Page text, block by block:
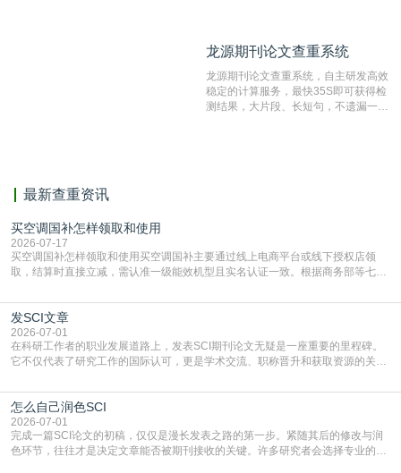
编辑部检测来稿和已发表的文献,检测
测时注意填写第一作者,才能排除已发
表文献复制比。（限制字符数1万）
龙源期刊论文查重系统
龙源期刊论文查重系统，自主研发高效
稳定的计算服务，最快35S即可获得检
测结果，大片段、长短句，不遗漏一处
最新查重资讯
买空调国补怎样领取和使用
2026-07-17
买空调国补怎样领取和使用买空调国补主要通过线上电商平台或线下授权店领
取，结算时直接立减‌，需认准一级能效机型且实名认证一致。根据商务部等七部
能领到补贴首选‌京东APP‌搜索专属口令(如【家电补贴1637】、【国补立省
4949】等，口令会随活动更新，以页面显示为准)进入补贴专场。淘宝/天猫也可
复制粘贴【8$FKFGgJq
发SCI文章
2026-07-01
在科研工作者的职业发展道路上，发表SCI期刊论文无疑是一座重要的里程碑。
它不仅代表了研究工作的国际认可，更是学术交流、职称晋升和获取资源的关键
战与困惑。从选题立意到投稿回应，每一步都需要精心的策略与扎实的工作。本
篇AEIC学术交流中心小编就为大家介绍“发SCI文章”。一、精准定位是成功的第
一步发表SCI文章，首要解决的问题是“投
怎么自己润色SCI
2026-07-01
完成一篇SCI论文的初稿，仅仅是漫长发表之路的第一步。紧随其后的修改与润
色环节，往往才是决定文章能否被期刊接收的关键。许多研究者会选择专业的语